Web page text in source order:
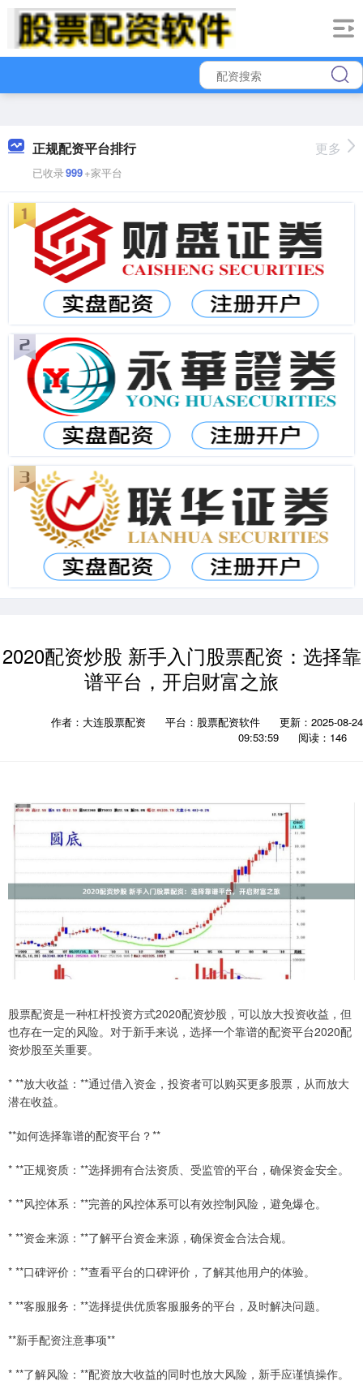
正规配资平台排行
已收录999+家平台
更多
2020配资炒股 新手入门股票配资：选择靠
谱平台，开启财富之旅
作者：大连股票配资 平台：股票配资软件
更新：2025-08-24
09:53:59
阅读：146
股票配资是一种杠杆投资方式2020配资炒股，可以放大投资收益，但
也存在一定的风险。对于新手来说，选择一个靠谱的配资平台2020配
资炒股至关重要。
* **放大收益：**通过借入资金，投资者可以购买更多股票，从而放大
潜在收益。
**如何选择靠谱的配资平台？**
* **正规资质：**选择拥有合法资质、受监管的平台，确保资金安全。
* **风控体系：**完善的风控体系可以有效控制风险，避免爆仓。
* **资金来源：**了解平台资金来源，确保资金合法合规。
* **口碑评价：**查看平台的口碑评价，了解其他用户的体验。
* **客服服务：**选择提供优质客服服务的平台，及时解决问题。
**新手配资注意事项**
* **了解风险：**配资放大收益的同时也放大风险，新手应谨慎操作。